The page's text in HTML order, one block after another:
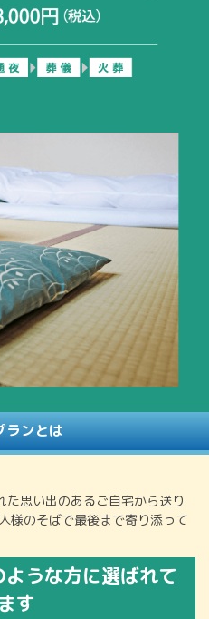
ランとは
た思い出のあるご自宅から送り
様のそばで最後まで寄り添って
うな方に選ばれて
す